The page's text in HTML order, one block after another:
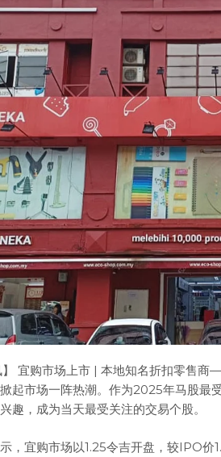
】 宜购市场上市 | 本地知名折扣零售
起市场一阵热潮。作为2025年马股最
趣，成为当天最受关注的交易个股。
，宜购市场以1.25令吉开盘，较IPO价